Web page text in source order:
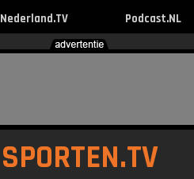
Nederland.TV Podcast.NL
SPORTEN.TV